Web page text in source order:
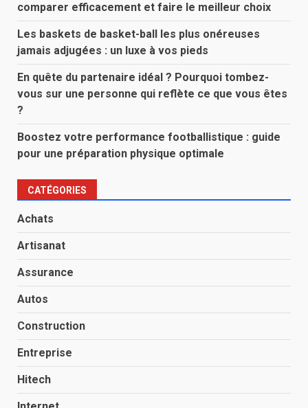
comparer efficacement et faire le meilleur choix
Les baskets de basket-ball les plus onéreuses
jamais adjugées : un luxe à vos pieds
En quête du partenaire idéal ? Pourquoi tombez-
vous sur une personne qui reflète ce que vous êtes
?
Boostez votre performance footballistique : guide
pour une préparation physique optimale
CATÉGORIES
Achats
Artisanat
Assurance
Autos
Construction
Entreprise
Hitech